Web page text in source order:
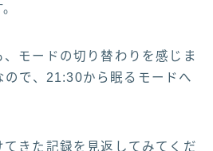
モードの切り替わりを感じま
ので、21:30から眠るモードへ
きた記録を見返してみてくだ